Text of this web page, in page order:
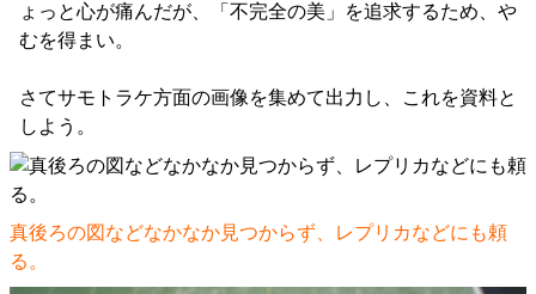
ょっと心が痛んだが、「不完全の美」を追求するため、や
むを得まい。
さてサモトラケ方面の画像を集めて出力し、これを資料と
しよう。
真後ろの図などなかなか見つからず、レプリカなどにも頼
る。